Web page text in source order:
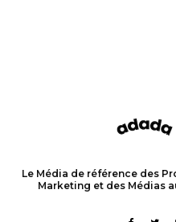
Le Média de référence des
Marketing et des Médias